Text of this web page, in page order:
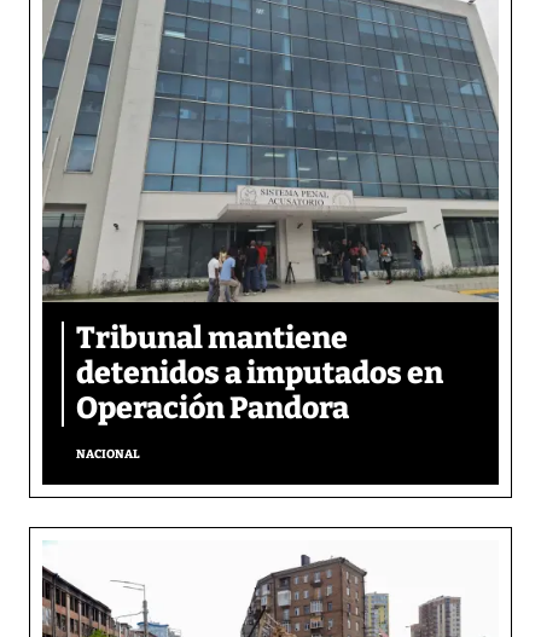
Tribunal mantiene
detenidos a imputados en
Operación Pandora
NACIONAL